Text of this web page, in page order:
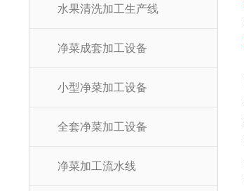
水果清洗加工生产线
净菜成套加工设备
小型净菜加工设备
全套净菜加工设备
净菜加工流水线